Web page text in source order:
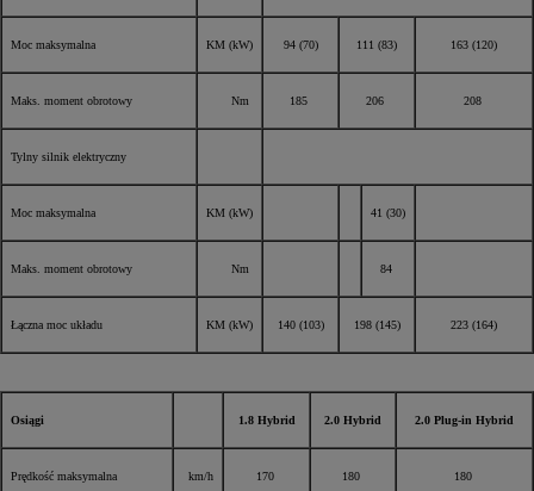
Moc maksymalna KM (kW) 94 (70) 111 (83) 163 (120)
Maks. moment obrotowy Nm 185 206 208
Tylny silnik elektryczny
Moc maksymalna KM (kW) 41 (30)
Maks. moment obrotowy Nm 84
Łączna moc układu KM (kW) 140 (103) 198 (145) 223 (164)
Osiągi 1.8 Hybrid 2.0 Hybrid 2.0 Plug-in Hybrid
Prędkość maksymalna km/h 170 180 180